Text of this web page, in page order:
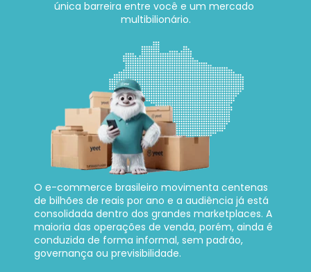
única barreira entre você e um mercado
multibilionário.
O e-commerce brasileiro movimenta centenas
de bilhões de reais por ano e a audiência já está
consolidada dentro dos grandes marketplaces. A
maioria das operações de venda, porém, ainda é
conduzida de forma informal, sem padrão,
governança ou previsibilidade.